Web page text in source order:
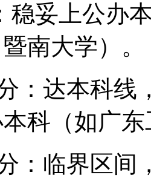
稳妥上公办
南大学）。
：达本科
科（如广
：临界区